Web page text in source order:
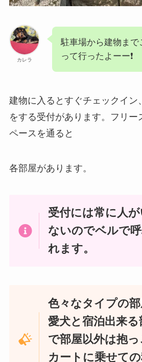
カレラ
駐車場から建物まで
って行ったよーー❗️
建物に入るとすぐチェックイン
をする受付があります。フリー
ペースを通ると
各部屋があります。
受付には常に人
ないのでベルで
れます。
色々なタイプの
愛犬と宿泊出来
で部屋以外は抱
カートに乗せて